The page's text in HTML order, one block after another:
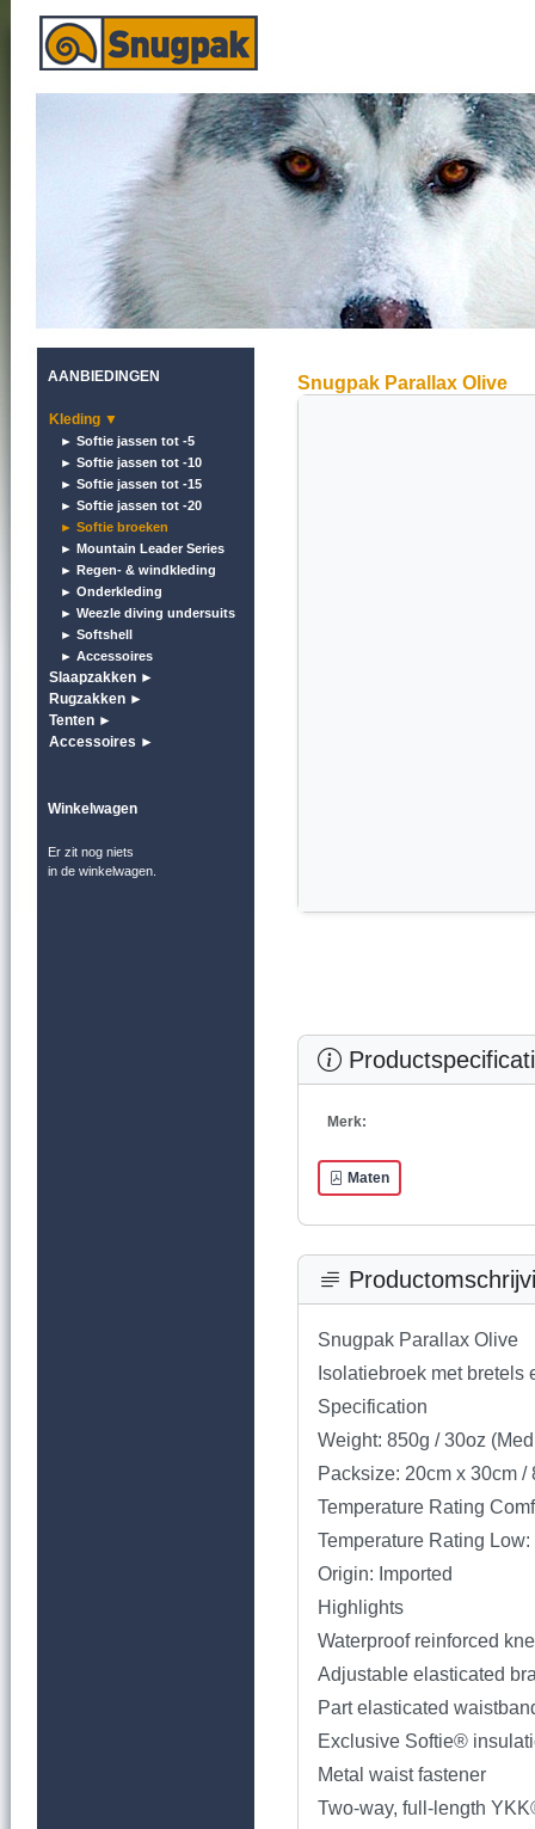
AANBIEDINGEN
Kleding ▼
► Softie jassen tot -5
► Softie jassen tot -10
► Softie jassen tot -15
► Softie jassen tot -20
► Softie broeken
► Mountain Leader Series
► Regen- & windkleding
► Onderkleding
► Weezle diving undersuits
► Softshell
► Accessoires
Slaapzakken ►
Rugzakken ►
Tenten ►
Accessoires ►
Winkelwagen
Er zit nog niets
in de winkelwagen.
Snugpak Parallax Olive
Merk:
Maten
Snugpak Parallax Olive
Isolatiebroek met bretels
Specification
Weight: 850g / 30oz
Packsize: 20cm x 30cm /
Temperature Rating
Temperature Rating Low:
Origin: Imported
Highlights
Waterproof reinforced
Adjustable elasticated
Part elasticated
Exclusive Softie®
Metal waist fastener
Two-way, full-length